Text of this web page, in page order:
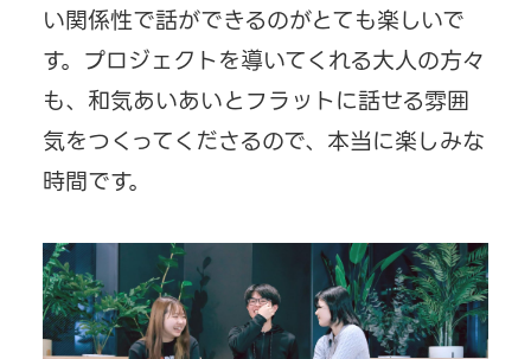
い関係性で話ができるのがとても楽しいで
す。プロジェクトを導いてくれる大人の方々
も、和気あいあいとフラットに話せる雰囲
気をつくってくださるので、本当に楽しみな
時間です。